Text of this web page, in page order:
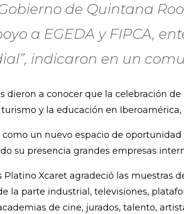
de Quintana
a EGEDA y FIPCA,
indicaron en un
a conocer que la celebración
y la educación en Iberoamérica,
un nuevo espacio de oportunidad
su presencia grandes empresas
Xcaret agradeció las muestras
la parte industrial, televisiones,
de cine, jurados, talento,